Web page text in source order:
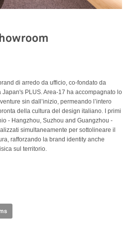
di arredo da ufficio, co-fondato da
PLUS. Area-17 ha accompagnato lo
sin dall’inizio, permeando l’intero
della cultura del design italiano. I primi
- Hangzhou, Suzhou and Guangzhou -
simultaneamente per sottolineare il
rafforzando la brand identity anche
sul territorio.